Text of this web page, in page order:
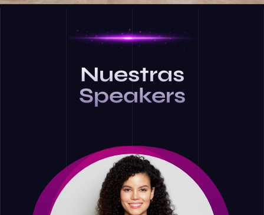
Nuestras
Speakers